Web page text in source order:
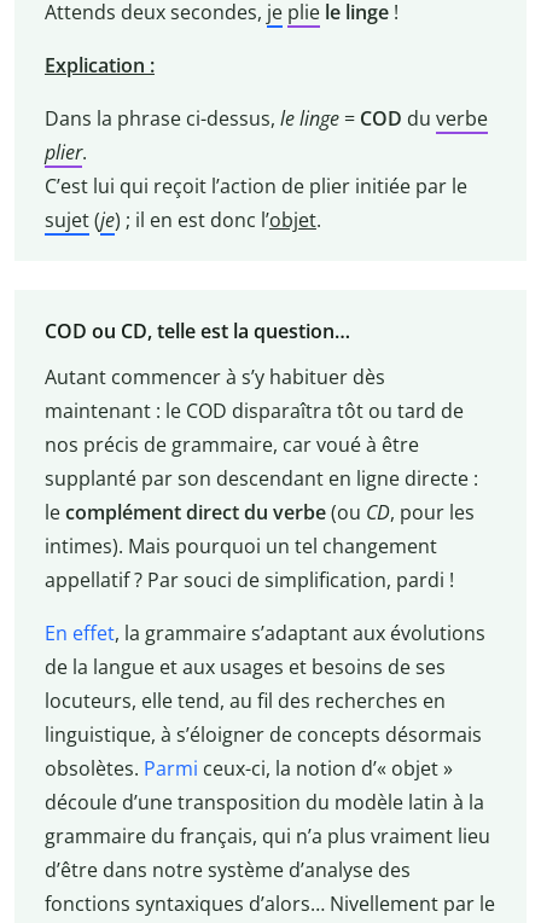
Attends deux secondes, je plie le linge!
Explication :
Dans la phrase ci-dessus, le linge= COD du verbe
plier.
C’est lui qui reçoit l’action de plier initiée par le
sujet(je) ; il en est donc l’objet.
COD ou CD, telle est la question…
Autant commencer à s’y habituer dès
maintenant : le COD disparaîtra tôt ou tard de
nos précis de grammaire, car voué à être
supplanté par son descendant en ligne directe :
lecomplément direct du verbe(ou CD, pour les
intimes). Mais pourquoi un tel changement
appellatif ? Par souci de simplification, pardi !
En effet, la grammaire s’adaptant aux évolutions
de la langue et aux usages et besoins de ses
locuteurs, elle tend, au fil des recherches en
linguistique, à s’éloigner de concepts désormais
obsolètes. Parmi ceux-ci, la notion d’« objet »
découle d’une transposition du modèle latin à la
grammaire du français, qui n’a plus vraiment lieu
d’être dans notre système d’analyse des
fonctions syntaxiques d’alors… Nivellement par le